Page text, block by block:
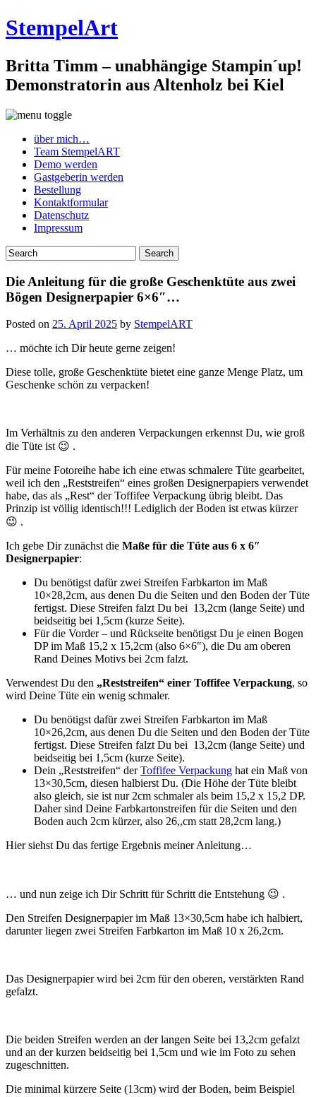
StempelArt
Britta Timm – unabhängige Stampin´up!
Demonstratorin aus Altenholz bei Kiel
über mich…
Team StempelART
Demo werden
Gastgeberin werden
Bestellung
Kontaktformular
Datenschutz
Impressum
Die Anleitung für die große Geschenktüte aus zwei
Bögen Designerpapier 6×6″…
Posted on 25. April 2025 by StempelART
… möchte ich Dir heute gerne zeigen!
Diese tolle, große Geschenktüte bietet eine ganze Menge Platz, um
Geschenke schön zu verpacken!
Im Verhältnis zu den anderen Verpackungen erkennst Du, wie groß
die Tüte ist 😉 .
Für meine Fotoreihe habe ich eine etwas schmalere Tüte gearbeitet,
weil ich den „Reststreifen“ eines großen Designerpapiers verwendet
habe, das als „Rest“ der Toffifee Verpackung übrig bleibt. Das
Prinzip ist völlig identisch!!! Lediglich der Boden ist etwas kürzer
😉 .
Ich gebe Dir zunächst die Maße für die Tüte aus 6 x 6″
Designerpapier:
Du benötigst dafür zwei Streifen Farbkarton im Maß
10×28,2cm, aus denen Du die Seiten und den Boden der Tüte
fertigst. Diese Streifen falzt Du bei 13,2cm (lange Seite) und
beidseitig bei 1,5cm (kurze Seite).
Für die Vorder – und Rückseite benötigst Du je einen Bogen
DP im Maß 15,2 x 15,2cm (also 6×6″), die Du am oberen
Rand Deines Motivs bei 2cm falzt.
Verwendest Du den „Reststreifen“ einer Toffifee Verpackung, so
wird Deine Tüte ein wenig schmaler.
Du benötigst dafür zwei Streifen Farbkarton im Maß
10×26,2cm, aus denen Du die Seiten und den Boden der Tüte
fertigst. Diese Streifen falzt Du bei 13,2cm (lange Seite) und
beidseitig bei 1,5cm (kurze Seite).
Dein „Reststreifen“ derToffifee Verpackung hat ein Maß von
13×30,5cm, diesen halbierst Du. (Die Höhe der Tüte bleibt
also gleich, sie ist nur 2cm schmaler als beim 15,2 x 15,2 DP.
Daher sind Deine Farbkartonstreifen für die Seiten und den
Boden auch 2cm kürzer, also 26,,cm statt 28,2cm lang.)
Hier siehst Du das fertige Ergebnis meiner Anleitung…
… und nun zeige ich Dir Schritt für Schritt die Entstehung 😉 .
Den Streifen Designerpapier im Maß 13×30,5cm habe ich halbiert,
darunter liegen zwei Streifen Farbkarton im Maß 10 x 26,2cm.
Das Designerpapier wird bei 2cm für den oberen, verstärkten Rand
gefalzt.
Die beiden Streifen werden an der langen Seite bei 13,2cm gefalzt
und an der kurzen beidseitig bei 1,5cm und wie im Foto zu sehen
zugeschnitten.
Die minimal kürzere Seite (13cm) wird der Boden, beim Beispiel